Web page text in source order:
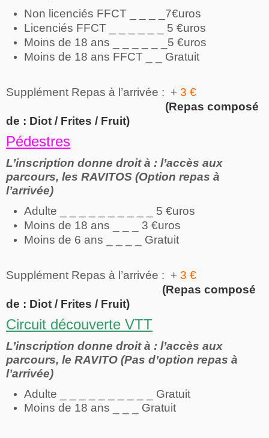
Non licenciés FFCT _ _ _ _7€uros
Licenciés FFCT _ _ _ _ _ _ 5 €uros
Moins de 18 ans _ _ _ _ _ _5 €uros
Moins de 18 ans FFCT _ _ Gratuit
Supplément Repas à l’arrivée : + 3 €
(Repas composé
de : Diot / Frites / Fruit)
Pédestres
L’inscription donne droit à : l’accès aux
parcours, les RAVITOS (Option repas à
l’arrivée)
Adulte _ _ _ _ _ _ _ _ _ _ 5 €uros
Moins de 18 ans _ _ _ 3 €uros
Moins de 6 ans _ _ _ _ Gratuit
Supplément Repas à l’arrivée : + 3 €
(Repas composé
de : Diot / Frites / Fruit)
Circuit découverte VTT
L’inscription donne droit à : l’accès aux
parcours, le RAVITO (Pas d’option repas à
l’arrivée)
Adulte _ _ _ _ _ _ _ _ _ _ Gratuit
Moins de 18 ans _ _ _ Gratuit